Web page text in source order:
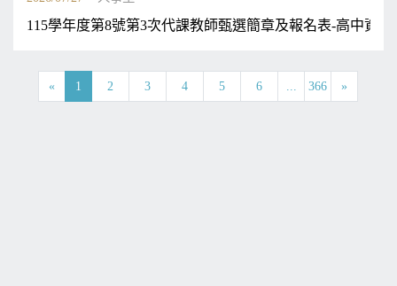
115學年度第8號第3次代課教師甄選簡章及報名表-高中資
« 1 2 3 4 5 6 ... 366 »